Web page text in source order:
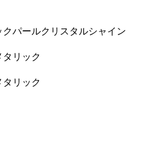
クパールクリスタルシャイン
タリック
タリック